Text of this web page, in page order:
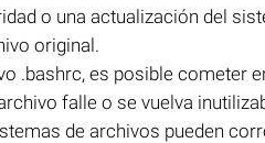
o una actualización del
original.
.bashrc, es posible cometer
falle o se vuelva
de archivos pueden